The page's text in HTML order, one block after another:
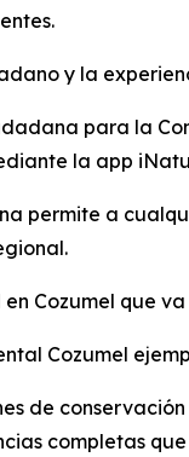
y la
para la
la app
permite a
Cozumel que
Cozumel
de
completas